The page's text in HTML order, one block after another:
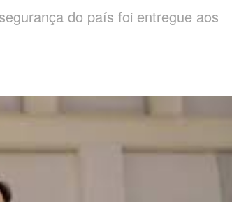
do país foi entregue aos